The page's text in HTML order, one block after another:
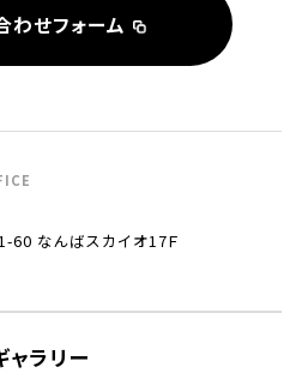
わせフォーム
なんばスカイオ17Ｆ
ラリー